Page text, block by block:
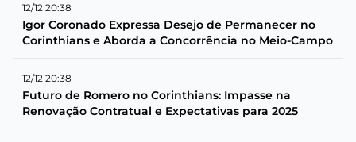
12/12 20:38
Igor Coronado Expressa Desejo de Permanecer no
Corinthians e Aborda a Concorrência no Meio-Campo
12/12 20:38
Futuro de Romero no Corinthians: Impasse na
Renovação Contratual e Expectativas para 2025